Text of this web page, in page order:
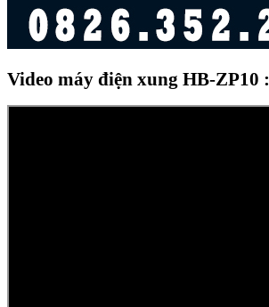
Video máy điện xung HB-ZP10 :